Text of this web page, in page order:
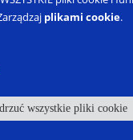
Kontakt
oddziały Kariera
plikami cookie.
wszystkie pliki cookie